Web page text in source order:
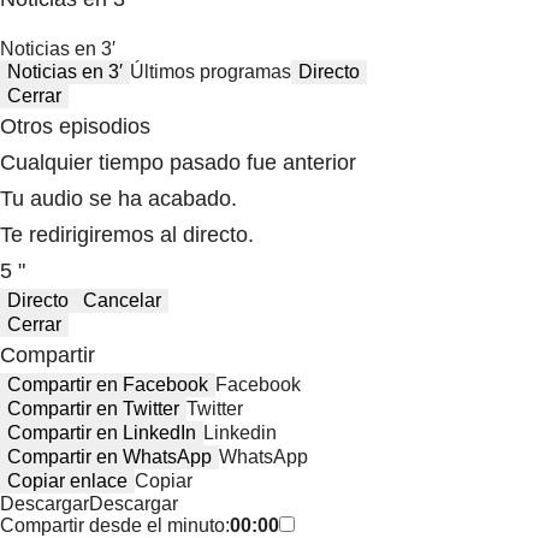
Noticias en 3′
Noticias en 3′ Últimos programas Directo
Cerrar
Otros episodios
Cualquier tiempo pasado fue anterior
Tu audio se ha acabado.
Te redirigiremos al directo.
5 "
Directo
Cancelar
Cerrar
Compartir
Compartir en Facebook Facebook
Compartir en Twitter Twitter
Compartir en LinkedIn Linkedin
Compartir en WhatsApp WhatsApp
Copiar enlace Copiar
DescargarDescargar
Compartir desde el minuto:00:00